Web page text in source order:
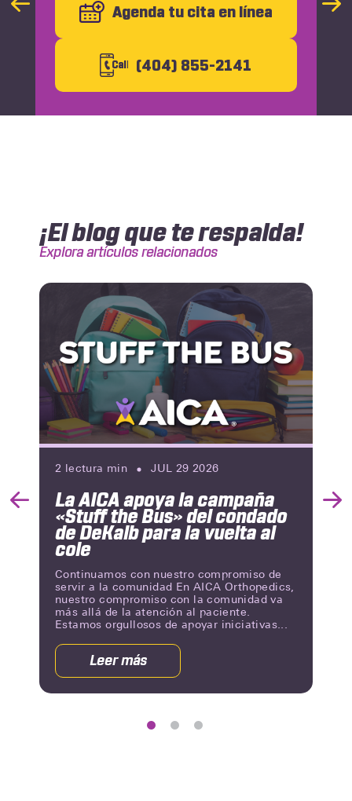
Previous
Agenda tu cita en línea
Call (404) 855-2141
¡El blog que te respalda!
Explora artículos relacionados
Previous
2 lectura min JUL 29 2026
La AICA apoya la campaña
«Stuff the Bus» del condado
de DeKalb para la vuelta al
cole
Continuamos con nuestro compromiso de
servir a la comunidad En AICA Orthopedics,
nuestro compromiso con la comunidad va
más allá de la atención al paciente.
Estamos orgullosos de apoyar iniciativas...
Leer más
acerca
apoya